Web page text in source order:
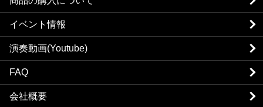
イベント情報
演奏動画(Youtube)
FAQ
会社概要